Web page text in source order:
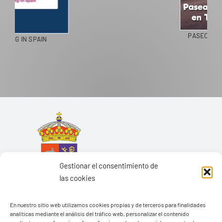
Gestionar el consentimiento de
las cookies
En nuestro sitio web utilizamos cookies propias y de terceros para finalidades
analíticas mediante el análisis del tráfico web, personalizar el contenido